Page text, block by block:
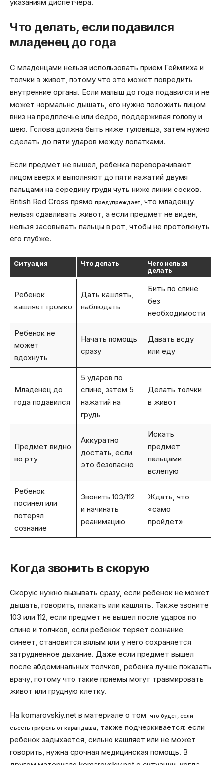
указаниям диспетчера.
Что делать, если подавился
младенец до года
С младенцами нельзя использовать прием Геймлиха и
толчки в живот, потому что это может повредить
внутренние органы. Если малыш до года подавился и не
может нормально дышать, его нужно положить лицом
вниз на предплечье или бедро, поддерживая голову и
шею. Голова должна быть ниже туловища, затем нужно
сделать до пяти ударов между лопатками.
Если предмет не вышел, ребенка переворачивают
лицом вверх и выполняют до пяти нажатий двумя
пальцами на середину груди чуть ниже линии сосков.
British Red Cross прямо предупреждает, что младенцу
нельзя сдавливать живот, а если предмет не виден,
нельзя засовывать пальцы в рот, чтобы не протолкнуть
его глубже.
Ситуация Что делать
Чего нельзя
делать
Ребенок
кашляет громко
Дать кашлять,
наблюдать
Бить по спине
без
необходимости
Ребенок не
может
вдохнуть
Начать помощь
сразу
Давать воду
или еду
Младенец до
года подавился
5 ударов по
спине, затем 5
нажатий на
грудь
Делать толчки
в живот
Предмет видно
во рту
Аккуратно
достать, если
это безопасно
Искать
предмет
пальцами
вслепую
Ребенок
посинел или
потерял
сознание
Звонить 103/112
и начинать
реанимацию
Ждать, что
«само
пройдет»
Когда звонить в скорую
Скорую нужно вызывать сразу, если ребенок не может
дышать, говорить, плакать или кашлять. Также звоните
103 или 112, если предмет не вышел после ударов по
спине и толчков, если ребенок теряет сознание,
синеет, становится вялым или у него сохраняется
затрудненное дыхание. Даже если предмет вышел
после абдоминальных толчков, ребенка лучше показать
врачу, потому что такие приемы могут травмировать
живот или грудную клетку.
На komarovskiy.net в материале о том, что будет, если
съесть грифель от карандаша, также подчеркивается: если
ребенок задыхается, сильно кашляет или не может
говорить, нужна срочная медицинская помощь. В